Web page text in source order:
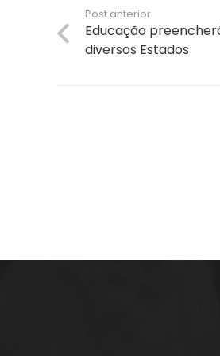
Post anterior
Educação
diversos Estados